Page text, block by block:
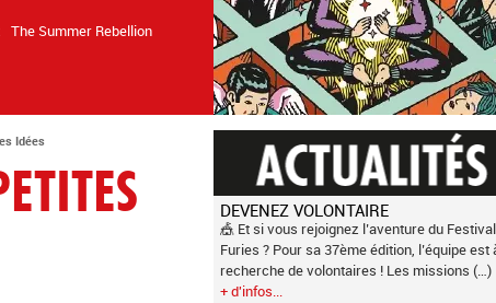
The Summer Rebellion
Idées
DEVENEZ VOLONTAIRE
🎪 Et si vous rejoignez l’aventure du Festival
Furies ? Pour sa 37ème édition, l’équipe est
recherche de volontaires ! Les missions (…)
+ d'infos...